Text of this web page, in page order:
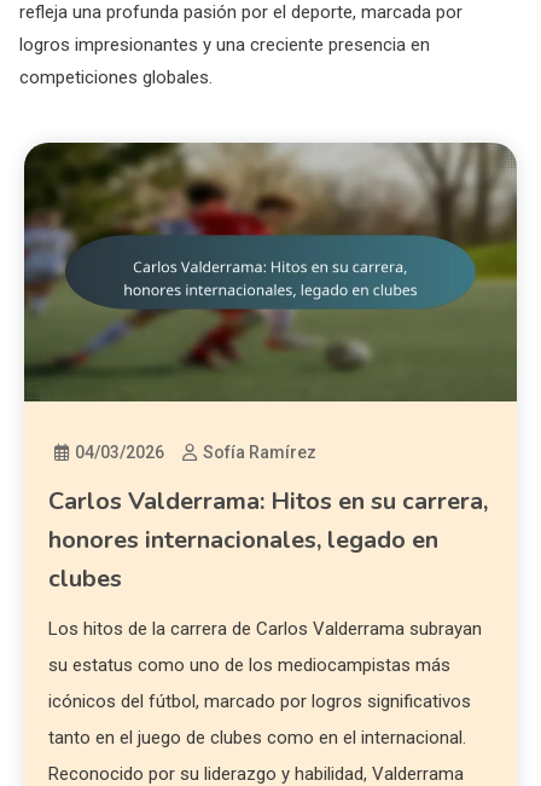
refleja una profunda pasión por el deporte, marcada por
logros impresionantes y una creciente presencia en
competiciones globales.
04/03/2026 Sofía Ramírez
Carlos Valderrama: Hitos en su carrera,
honores internacionales, legado en
clubes
Los hitos de la carrera de Carlos Valderrama subrayan
su estatus como uno de los mediocampistas más
icónicos del fútbol, marcado por logros significativos
tanto en el juego de clubes como en el internacional.
Reconocido por su liderazgo y habilidad, Valderrama